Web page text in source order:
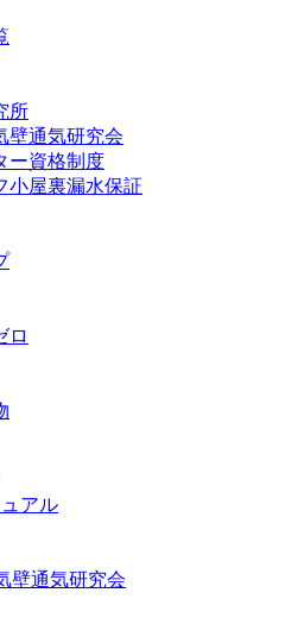
所
壁通気研究会
ー資格制度
小屋裏漏水保証
ロ
アル
壁通気研究会